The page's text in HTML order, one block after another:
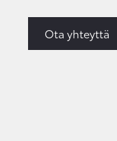
Ota yhteyttä